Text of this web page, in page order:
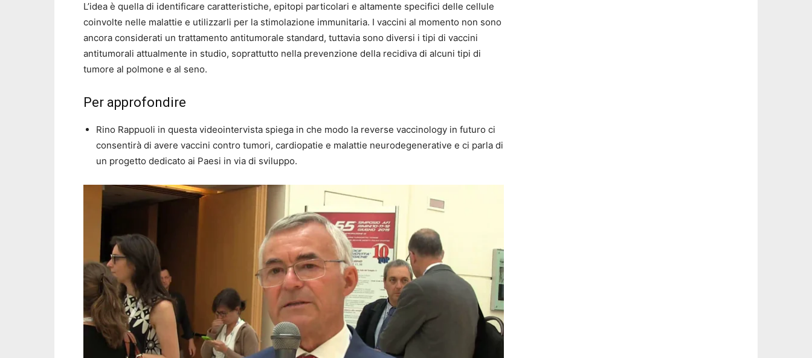
L’idea è quella di identificare caratteristiche, epitopi particolari e altamente specifici delle cellule
coinvolte nelle malattie e utilizzarli per la stimolazione immunitaria. I vaccini al momento non sono
ancora considerati un trattamento antitumorale standard, tuttavia sono diversi i tipi di vaccini
antitumorali attualmente in studio, soprattutto nella prevenzione della recidiva di alcuni tipi di
tumore al polmone e al seno.
Per approfondire
Rino Rappuoli in questa videointervista spiega in che modo la reverse vaccinology in futuro ci
consentirà di avere vaccini contro tumori, cardiopatie e malattie neurodegenerative e ci parla di
un progetto dedicato ai Paesi in via di sviluppo.